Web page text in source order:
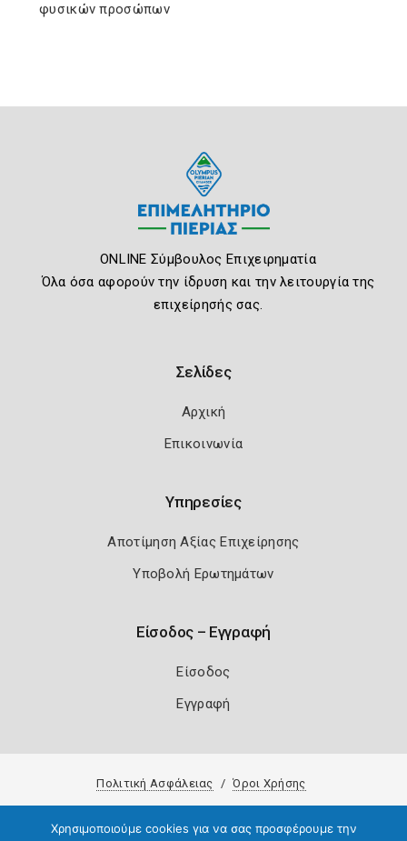
φυσικών προσώπων
ONLINE Σύμβουλος Επιχειρηματία
Όλα όσα αφορούν την ίδρυση και την λειτουργία της
επιχείρησής σας.
Σελίδες
Αρχική
Επικοινωνία
Υπηρεσίες
Αποτίμηση Αξίας Επιχείρησης
Υποβολή Ερωτημάτων
Είσοδος – Εγγραφή
Είσοδος
Εγγραφή
Πολιτική Ασφάλειας Όροι Χρήσης
Χρησιμοποιούμε cookies για να σας προσφέρουμε την